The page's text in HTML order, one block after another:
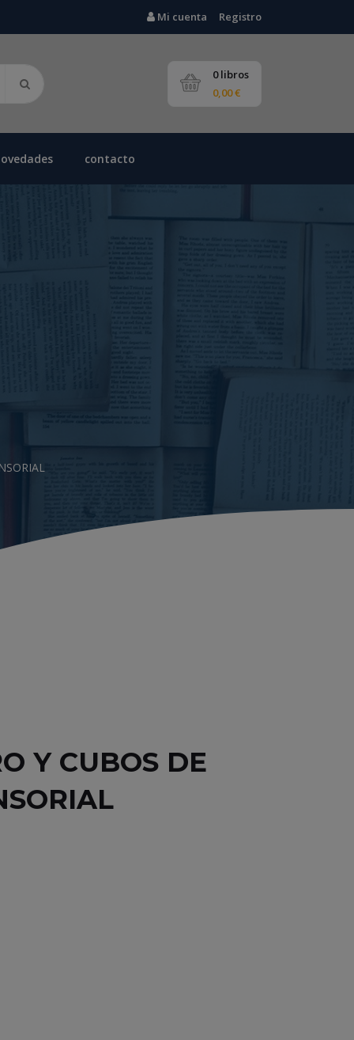
Mi cuenta Registro
0 libros
0,00 €
contacto
Y CUBOS DE